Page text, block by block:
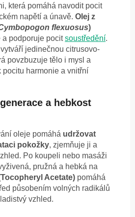
která pomáhá navodit pocit
napětí a únavě. Olej z
flexuosus)
podporuje pocitsoustředění.
jedinečnou citrusovo-
povzbuzuje tělo i mysl a
pocitu harmonie a vnitřní
a hebkost
oleje pomáhá udržovat
pokožky, zjemňuje ji a
Po koupeli nebo masáži
pružná a hebká na
Acetate) pomáhá
působením volných radikálů
vzhled.